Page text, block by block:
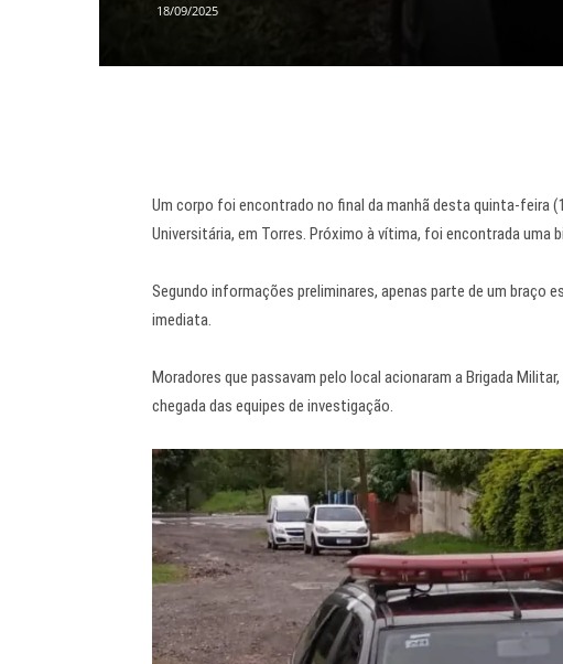
18/09/2025
Um corpo foi encontrado no final da manhã desta quinta-feira
Universitária, em Torres. Próximo à vítima, foi encontrada uma
Segundo informações preliminares, apenas parte de um braço
imediata.
Moradores que passavam pelo local acionaram a Brigada
chegada das equipes de investigação.